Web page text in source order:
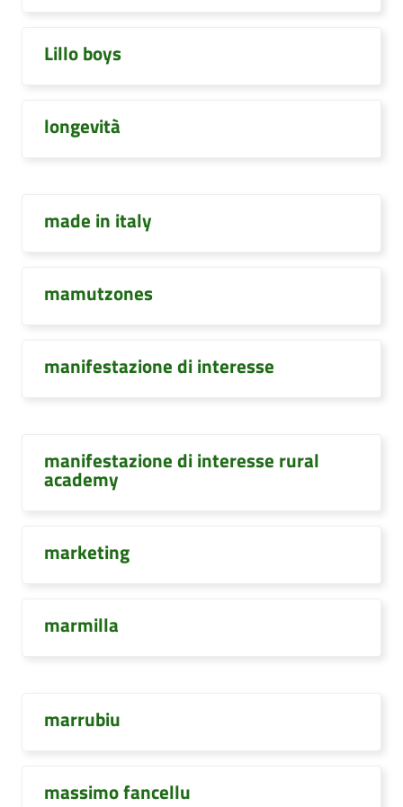
Lillo boys
longevità
made in italy
mamutzones
manifestazione di interesse
manifestazione di interesse rural
academy
marketing
marmilla
marrubiu
massimo fancellu